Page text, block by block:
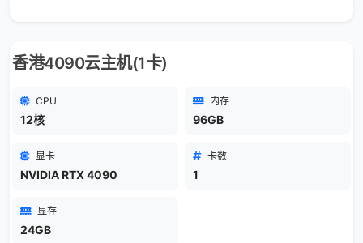
香港4090云主机(1卡)
CPU
12核
内存
96GB
显卡
NVIDIA RTX 4090
卡数
1
显存
24GB